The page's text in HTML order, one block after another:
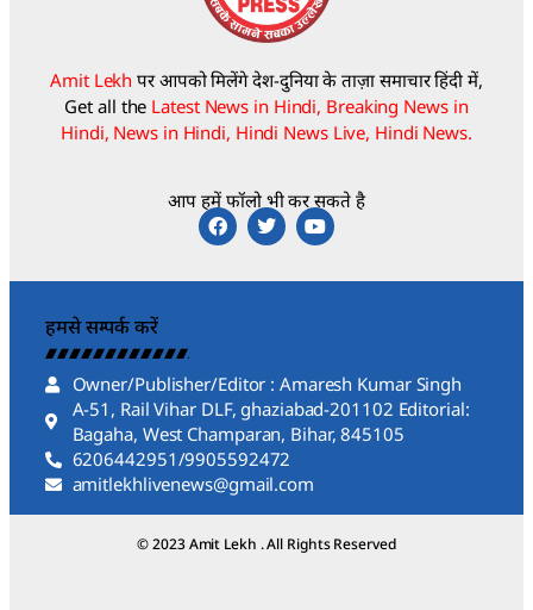
Amit Lekh पर आपको मिलेंगे देश-दुनिया के ताज़ा समाचार हिंदी में,
Get all the Latest News in Hindi, Breaking News in
Hindi, News in Hindi, Hindi News Live, Hindi News.
आप हमें फॉलो भी कर सकते है
हमसे सम्पर्क करें
Owner/Publisher/Editor : Amaresh Kumar Singh
A-51, Rail Vihar DLF, ghaziabad-201102 Editorial:
Bagaha, West Champaran, Bihar, 845105
6206442951/9905592472
amitlekhlivenews@gmail.com
© 2023 Amit Lekh . All Rights Reserved